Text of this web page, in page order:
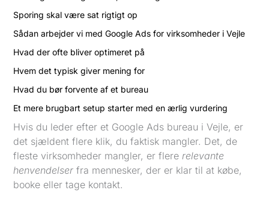
Sporing skal være sat rigtigt op
Sådan arbejder vi med Google Ads for virksomheder i Vejle
Hvad der ofte bliver optimeret på
Hvem det typisk giver mening for
Hvad du bør forvente af et bureau
Et mere brugbart setup starter med en ærlig vurdering
Hvis du leder efter et Google Ads bureau i Vejle, er
det sjældent flere klik, du faktisk mangler. Det, de
fleste virksomheder mangler, er flererelevante
henvendelser fra mennesker, der er klar til at købe,
booke eller tage kontakt.